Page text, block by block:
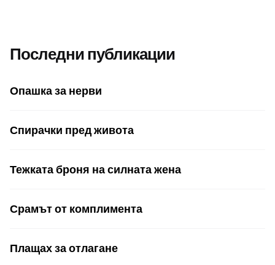
Последни публикации
Опашка за нерви
Спирачки пред живота
Тежката броня на силната жена
Срамът от комплимента
Плащах за отлагане